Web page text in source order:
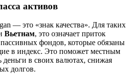
активов
— это «знак качества». Для таких
Вьетнам, это означает приток
фондов, которые обязаны
в индекс. Это поможет местным
деньги в своих валютах, снижая
долгов.